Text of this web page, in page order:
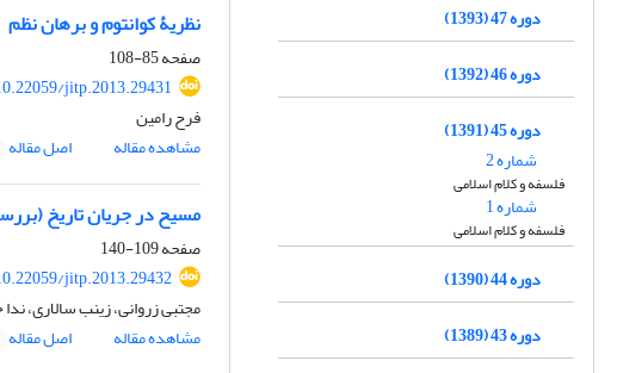
نظریۀ کوانتوم و برهان نظم
صفحه85-108
jitp.2013.29431
فرح رامین
مشاهده مقاله
اصل مقاله
مسیح در جریان تاریخ
صفحه109-140
jitp.2013.29432
مجتبی زروانی، زینب سالاری،
مشاهده مقاله
اصل مقاله
دوره 47 (1393)
دوره 46 (1392)
دوره 45 (1391)
شماره 2
فلسفه و کلام اسلامی
شماره 1
فلسفه و کلام اسلامی
دوره 44 (1390)
دوره 43 (1389)